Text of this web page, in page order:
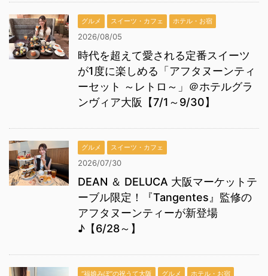
グルメ スイーツ・カフェ ホテル・お宿
2026/08/05
時代を超えて愛される定番スイーツ
が1度に楽しめる「アフタヌーンティ
ーセット ～レトロ～」＠ホテルグラ
ンヴィア大阪【7/1～9/30】
グルメ スイーツ・カフェ
2026/07/30
DEAN ＆ DELUCA 大阪マーケットテ
ーブル限定！『Tangentes』監修の
アフタヌーンティーが新登場
♪【6/28～】
“福娘みぽ”の祝うて大阪 グルメ
ホテル・お宿